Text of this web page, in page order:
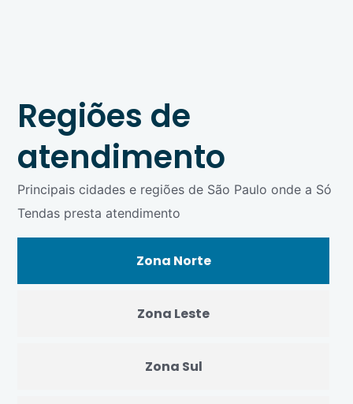
Regiões de
atendimento
Principais cidades e regiões de São Paulo onde a Só
Tendas presta atendimento
Zona Norte
Zona Leste
Zona Sul